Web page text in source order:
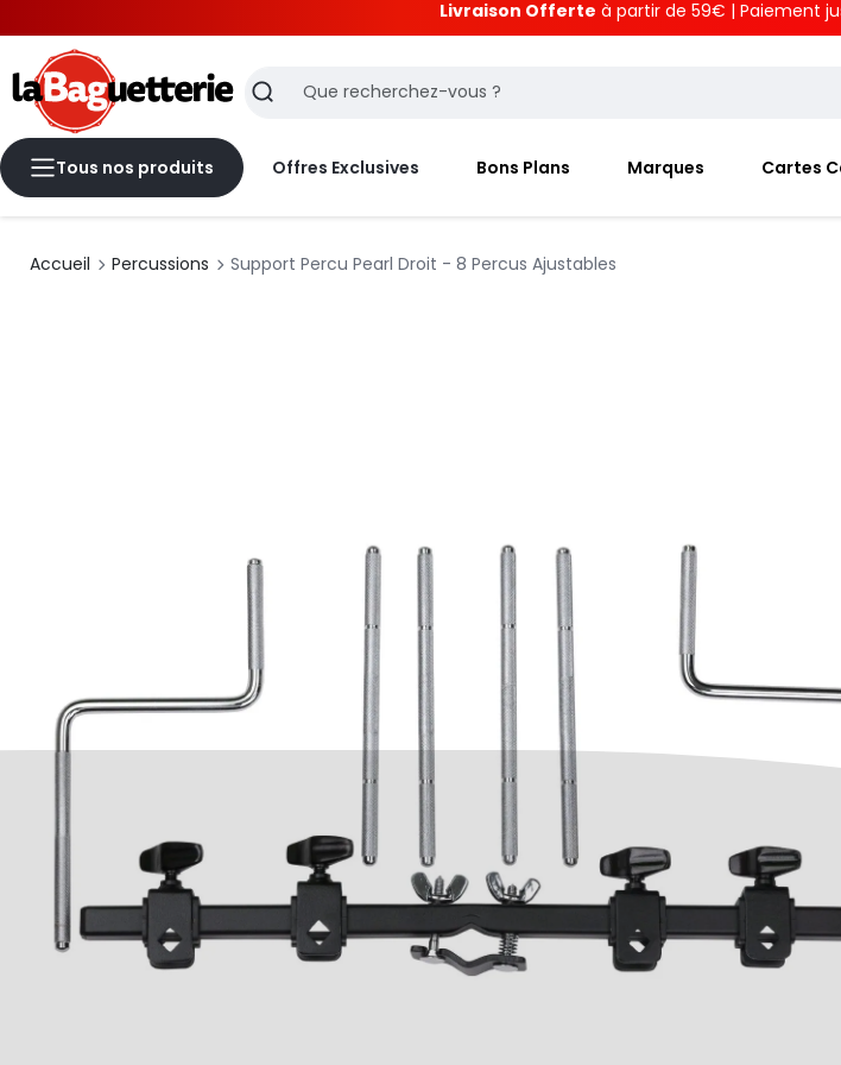
Livraison Offerte à partir de 59€ | Paiement
Recherche
Tous nos produits Offres Exclusives Bons Plans Marques Cartes
Accueil Percussions Support Percu Pearl Droit - 8 Percus Ajustables